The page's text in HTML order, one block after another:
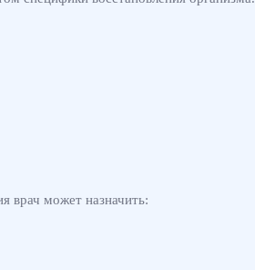
врач может назначить: